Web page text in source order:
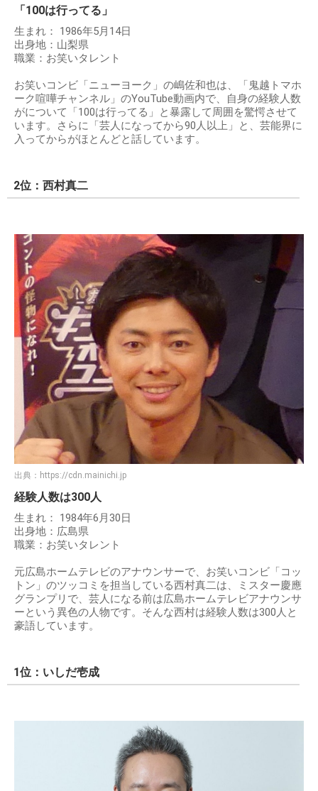
「100は行ってる」
生まれ： 1986年5月14日
出身地：山梨県
職業：お笑いタレント
お笑いコンビ「ニューヨーク」の嶋佐和也は、「鬼越トマホ
ーク喧嘩チャンネル」のYouTube動画内で、自身の経験人数
がについて「100は行ってる」と暴露して周囲を驚愕させて
います。さらに「芸人になってから90人以上」と、芸能界に
入ってからがほとんどと話しています。
2位：西村真二
出典： https://cdn.mainichi.jp
経験人数は300人
生まれ： 1984年6月30日
出身地：広島県
職業：お笑いタレント
元広島ホームテレビのアナウンサーで、お笑いコンビ「コッ
トン」のツッコミを担当している西村真二は、ミスター慶應
グランプリで、芸人になる前は広島ホームテレビアナウンサ
ーという異色の人物です。そんな西村は経験人数は300人と
豪語しています。
1位：いしだ壱成